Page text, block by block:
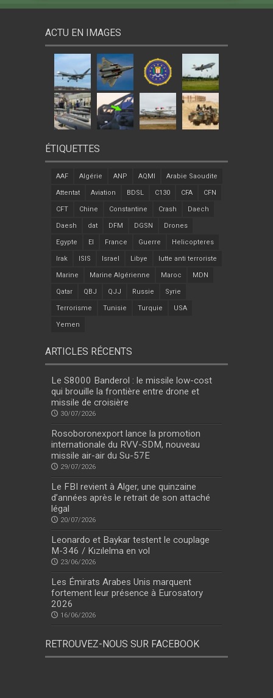
ACTU EN IMAGES
ÉTIQUETTES
AAF Algérie ANP AQMI Arabie Saoudite
Attentat Aviation BDSL C130 CFA CFN
CFT Chine Constantine Crash Daech
Daesh dat DFM DGSN Drones
Egypte EI France Guerre Helicopteres
Irak ISIS Israel Libye lutte anti terroriste
Marine Marine Algérienne Maroc MDN
Qatar QBJ QJJ Russie Syrie
Terrorisme Tunisie Turquie USA
Yemen
ARTICLES RÉCENTS
Le S8000 Banderol : le missile low-cost
qui brouille la frontière entre drone et
missile de croisière
30/07/2026
Rosoboronexport lance la promotion
internationale du RVV-SDM, nouveau
missile air-air du Su-57E
29/07/2026
Le FBI revient à Alger, une quinzaine
d’années après le retrait de son attaché
légal
20/07/2026
Leonardo et Baykar testent le couplage
M-346 / Kızılelma en vol
23/06/2026
Les Émirats Arabes Unis marquent
fortement leur présence à Eurosatory
2026
16/06/2026
RETROUVEZ-NOUS SUR FACEBOOK